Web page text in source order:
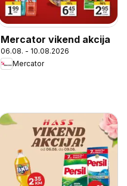
Mercator vikend akcija
06.08. - 10.08.2026
Mercator